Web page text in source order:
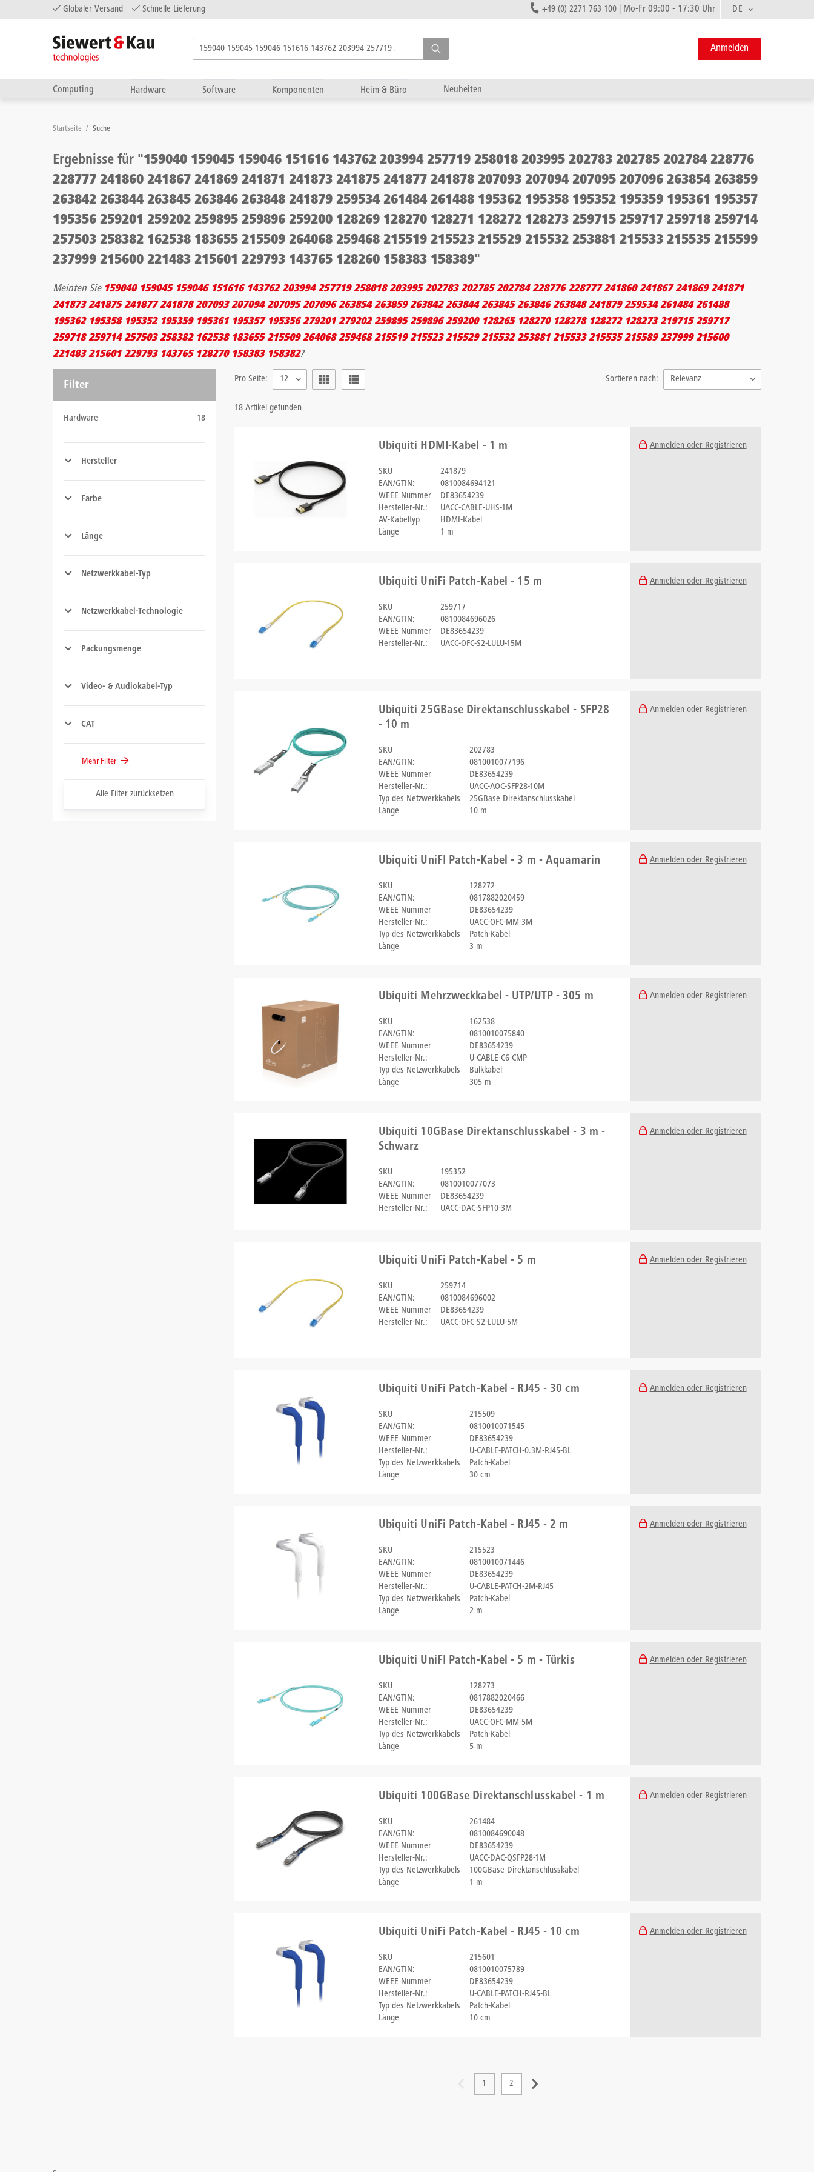
Globaler Versand Schnelle Lieferung +49 (0) 2271 763 100 Mo-Fr 09:00 - 17:30 Uhr DE
Anmelden
Computing Hardware Software Komponenten Heim & Büro Neuheiten
Startseite / Suche
Ergebnisse für "159040 159045 159046 151616 143762 203994 257719 258018 203995 202783 202785 202784 228776
228777 241860 241867 241869 241871 241873 241875 241877 241878 207093 207094 207095 207096 263854 263859
263842 263844 263845 263846 263848 241879 259534 261484 261488 195362 195358 195352 195359 195361 195357
195356 259201 259202 259895 259896 259200 128269 128270 128271 128272 128273 259715 259717 259718 259714
257503 258382 162538 183655 215509 264068 259468 215519 215523 215529 215532 253881 215533 215535 215599
237999 215600 221483 215601 229793 143765 128260 158383 158389"
Meinten Sie 159040 159045 159046 151616 143762 203994 257719 258018 203995 202783 202785 202784 228776 228777 241860 241867 241869 241871
241873 241875 241877 241878 207093 207094 207095 207096 263854 263859 263842 263844 263845 263846 263848 241879 259534 261484 261488
195362 195358 195352 195359 195361 195357 195356 279201 279202 259895 259896 259200 128265 128270 128278 128272 128273 219715 259717
259718 259714 257503 258382 162538 183655 215509 264068 259468 215519 215523 215529 215532 253881 215533 215535 215589 237999 215600
221483 215601 229793 143765 128270 158383 158382?
Filter
Hardware 18
Hersteller
Farbe
Länge
Netzwerkkabel-Typ
Netzwerkkabel-Technologie
Packungsmenge
Video- & Audiokabel-Typ
CAT
Mehr Filter
Alle Filter zurücksetzen
Pro Seite: 12 Sortieren nach: Relevanz
18 Artikel gefunden
Ubiquiti HDMI-Kabel - 1 m
SKU
241879
EAN/GTIN:
0810084694121
WEEE Nummer
DE83654239
Hersteller-Nr.:
UACC-CABLE-UHS-1M
AV-Kabeltyp
HDMI-Kabel
Länge
1 m
Anmelden oder Registrieren
Ubiquiti UniFi Patch-Kabel - 15 m
SKU
259717
EAN/GTIN:
0810084696026
WEEE Nummer
DE83654239
Hersteller-Nr.:
UACC-OFC-S2-LULU-15M
Anmelden oder Registrieren
Ubiquiti 25GBase Direktanschlusskabel - SFP28
- 10 m
SKU
202783
EAN/GTIN:
0810010077196
WEEE Nummer
DE83654239
Hersteller-Nr.:
UACC-AOC-SFP28-10M
Typ des Netzwerkkabels
25GBase Direktanschlusskabel
Länge
10 m
Anmelden oder Registrieren
Ubiquiti UniFI Patch-Kabel - 3 m - Aquamarin
SKU
128272
EAN/GTIN:
0817882020459
WEEE Nummer
DE83654239
Hersteller-Nr.:
UACC-OFC-MM-3M
Typ des Netzwerkkabels
Patch-Kabel
Länge
3 m
Anmelden oder Registrieren
Ubiquiti Mehrzweckkabel - UTP/UTP - 305 m
SKU
162538
EAN/GTIN:
0810010075840
WEEE Nummer
DE83654239
Hersteller-Nr.:
U-CABLE-C6-CMP
Typ des Netzwerkkabels
Bulkkabel
Länge
305 m
Anmelden oder Registrieren
Ubiquiti 10GBase Direktanschlusskabel - 3 m -
Schwarz
SKU
195352
EAN/GTIN:
0810010077073
WEEE Nummer
DE83654239
Hersteller-Nr.:
UACC-DAC-SFP10-3M
Anmelden oder Registrieren
Ubiquiti UniFi Patch-Kabel - 5 m
SKU
259714
EAN/GTIN:
0810084696002
WEEE Nummer
DE83654239
Hersteller-Nr.:
UACC-OFC-S2-LULU-5M
Anmelden oder Registrieren
Ubiquiti UniFi Patch-Kabel - RJ45 - 30 cm
SKU
215509
EAN/GTIN:
0810010071545
WEEE Nummer
DE83654239
Hersteller-Nr.:
U-CABLE-PATCH-0.3M-RJ45-BL
Typ des Netzwerkkabels
Patch-Kabel
Länge
30 cm
Anmelden oder Registrieren
Ubiquiti UniFi Patch-Kabel - RJ45 - 2 m
SKU
215523
EAN/GTIN:
0810010071446
WEEE Nummer
DE83654239
Hersteller-Nr.:
U-CABLE-PATCH-2M-RJ45
Typ des Netzwerkkabels
Patch-Kabel
Länge
2 m
Anmelden oder Registrieren
Ubiquiti UniFI Patch-Kabel - 5 m - Türkis
SKU
128273
EAN/GTIN:
0817882020466
WEEE Nummer
DE83654239
Hersteller-Nr.:
UACC-OFC-MM-5M
Typ des Netzwerkkabels
Patch-Kabel
Länge
5 m
Anmelden oder Registrieren
Ubiquiti 100GBase Direktanschlusskabel - 1 m
SKU
261484
EAN/GTIN:
0810084690048
WEEE Nummer
DE83654239
Hersteller-Nr.:
UACC-DAC-QSFP28-1M
Typ des Netzwerkkabels
100GBase Direktanschlusskabel
Länge
1 m
Anmelden oder Registrieren
Ubiquiti UniFi Patch-Kabel - RJ45 - 10 cm
SKU
215601
EAN/GTIN:
0810010075789
WEEE Nummer
DE83654239
Hersteller-Nr.:
U-CABLE-PATCH-RJ45-BL
Typ des Netzwerkkabels
Patch-Kabel
Länge
10 cm
Anmelden oder Registrieren
1 2